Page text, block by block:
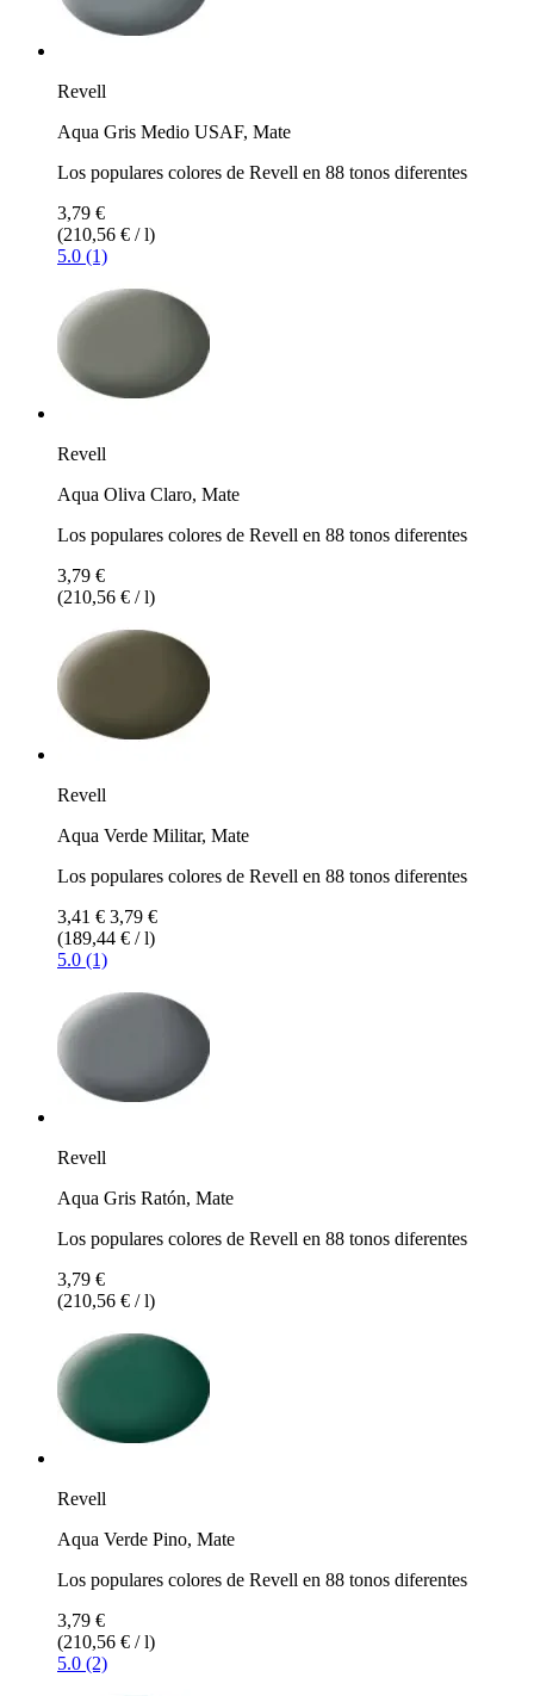
Revell
Aqua Gris Medio USAF, Mate
Los populares colores de Revell en 88 tonos diferentes
3,79 €
(210,56 € / l)
5.0 (1)
Revell
Aqua Oliva Claro, Mate
Los populares colores de Revell en 88 tonos diferentes
3,79 €
(210,56 € / l)
Revell
Aqua Verde Militar, Mate
Los populares colores de Revell en 88 tonos diferentes
3,41 € 3,79 €
(189,44 € / l)
5.0 (1)
Revell
Aqua Gris Ratón, Mate
Los populares colores de Revell en 88 tonos diferentes
3,79 €
(210,56 € / l)
Revell
Aqua Verde Pino, Mate
Los populares colores de Revell en 88 tonos diferentes
3,79 €
(210,56 € / l)
5.0 (2)